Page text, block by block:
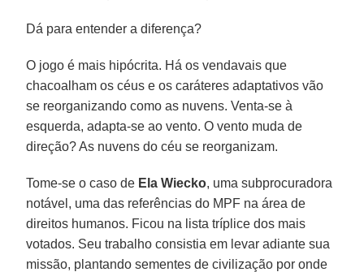
Dá para entender a diferença?
O jogo é mais hipócrita. Há os vendavais que
chacoalham os céus e os caráteres adaptativos vão
se reorganizando como as nuvens. Venta-se à
esquerda, adapta-se ao vento. O vento muda de
direção? As nuvens do céu se reorganizam.
Tome-se o caso de Ela Wiecko, uma subprocuradora
notável, uma das referências do MPF na área de
direitos humanos. Ficou na lista tríplice dos mais
votados. Seu trabalho consistia em levar adiante sua
missão, plantando sementes de civilização por onde